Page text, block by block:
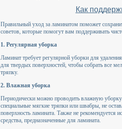
Как
Правильный уход за ламинатом поможет
советов, которые помогут вам поддерживать
1. Регулярная уборка
Ламинат требует регулярной уборки для
для твердых поверхностей, чтобы собрать все
тряпку.
2. Влажная уборка
Периодически можно проводить влажную уборку
специальные мягкие тряпки или швабры, не
поверхность ламината. Также не рекомендуется
средства, предназначенные для ламината.